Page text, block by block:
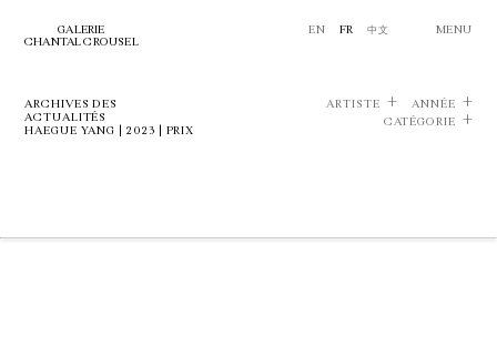
GALERIE
CHANTAL CROUSEL
EN FR 中文 MENU
ARCHIVES DES
ACTUALITÉS
HAEGUE YANG | 2023 | PRIX
ARTISTE
ANNÉE
CATÉGORIE